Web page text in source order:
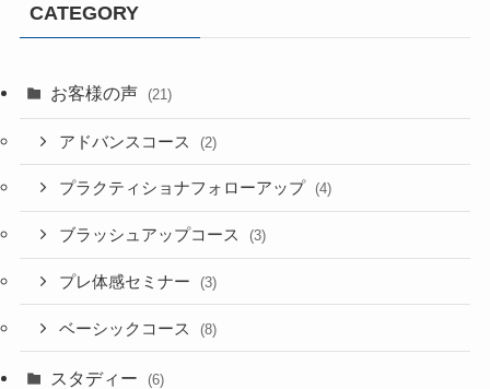
CATEGORY
お客様の声 (21)
アドバンスコース (2)
プラクティショナフォローアップ (4)
ブラッシュアップコース (3)
プレ体感セミナー (3)
ベーシックコース (8)
スタディー (6)